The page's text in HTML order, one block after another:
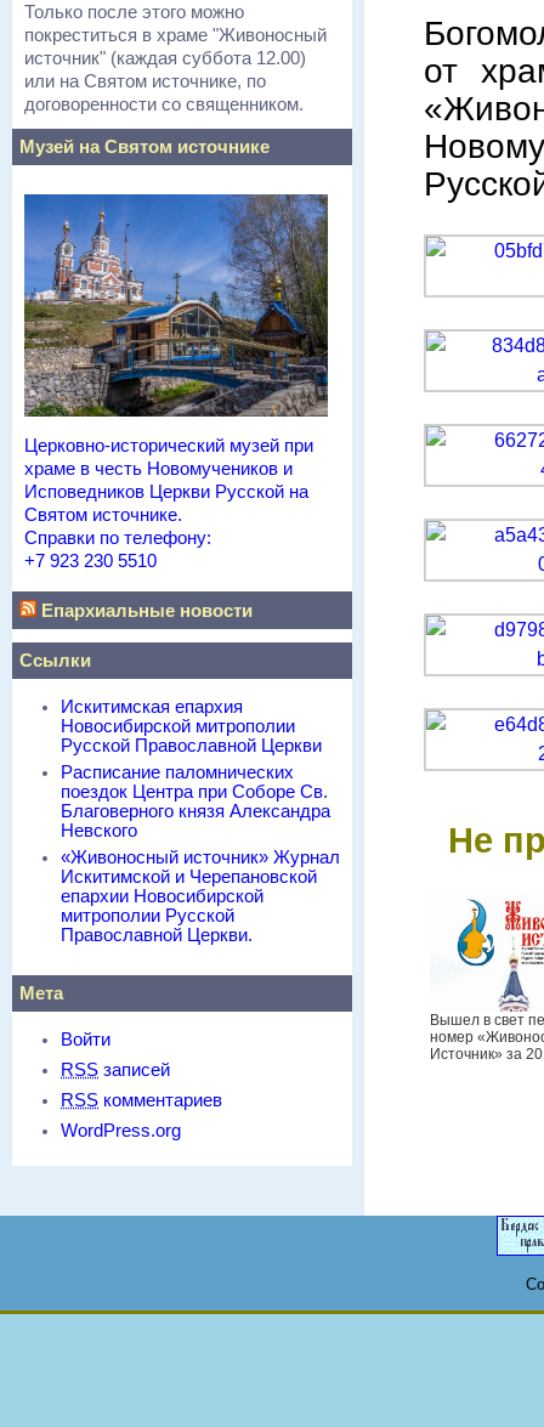
Только после этого можно
покреститься в храме "Живоносный
источник" (каждая суббота 12.00)
или на Святом источнике, по
договоренности со священником.
Музей на Святом источнике
Церковно-исторический музей при
храме в честь Новомучеников и
Исповедников Церкви Русской на
Святом источнике.
Справки по телефону:
+7 923 230 5510
Епархиальные новости
Ссылки
Искитимская епархия
Новосибирской митрополии
Русской Православной Церкви
Расписание паломнических
поездок Центра при Соборе Св.
Благоверного князя Александра
Невского
«Живоносный источник» Журнал
Искитимской и Черепановской
епархии Новосибирской
митрополии Русской
Православной Церкви.
Мета
Войти
RSS записей
RSS комментариев
WordPress.org
от
Не
Вышел в свет
номер
Источник» за